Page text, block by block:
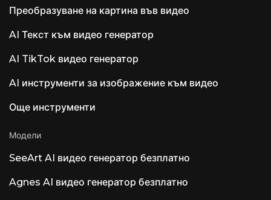
Преобразуване на картина във видео
AI Текст към видео генератор
AI TikTok видео генератор
AI инструменти за изображение към видео
Още инструменти
Модели
SeeArt AI видео генератор безплатно
Agnes AI видео генератор безплатно